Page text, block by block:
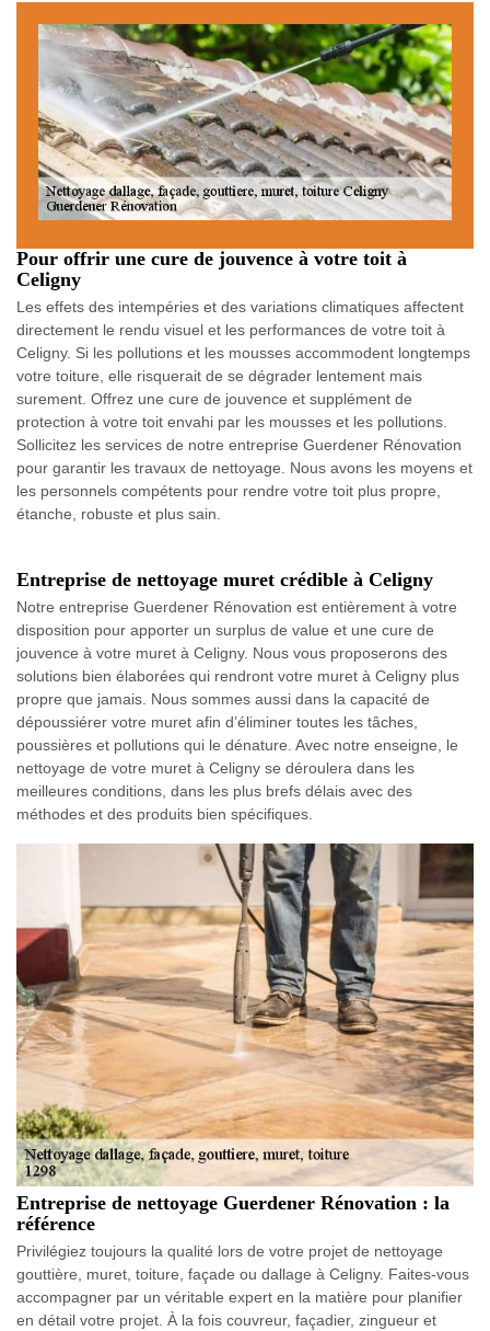
Pour offrir une cure de jouvence à votre toit à
Celigny
Les effets des intempéries et des variations climatiques affectent
directement le rendu visuel et les performances de votre toit à
Celigny. Si les pollutions et les mousses accommodent longtemps
votre toiture, elle risquerait de se dégrader lentement mais
surement. Offrez une cure de jouvence et supplément de
protection à votre toit envahi par les mousses et les pollutions.
Sollicitez les services de notre entreprise Guerdener Rénovation
pour garantir les travaux de nettoyage. Nous avons les moyens et
les personnels compétents pour rendre votre toit plus propre,
étanche, robuste et plus sain.
Entreprise de nettoyage muret crédible à Celigny
Notre entreprise Guerdener Rénovation est entièrement à votre
disposition pour apporter un surplus de value et une cure de
jouvence à votre muret à Celigny. Nous vous proposerons des
solutions bien élaborées qui rendront votre muret à Celigny plus
propre que jamais. Nous sommes aussi dans la capacité de
dépoussiérer votre muret afin d’éliminer toutes les tâches,
poussières et pollutions qui le dénature. Avec notre enseigne, le
nettoyage de votre muret à Celigny se déroulera dans les
meilleures conditions, dans les plus brefs délais avec des
méthodes et des produits bien spécifiques.
Entreprise de nettoyage Guerdener Rénovation : la
référence
Privilégiez toujours la qualité lors de votre projet de nettoyage
gouttière, muret, toiture, façade ou dallage à Celigny. Faites-vous
accompagner par un véritable expert en la matière pour planifier
en détail votre projet. À la fois couvreur, façadier, zingueur et